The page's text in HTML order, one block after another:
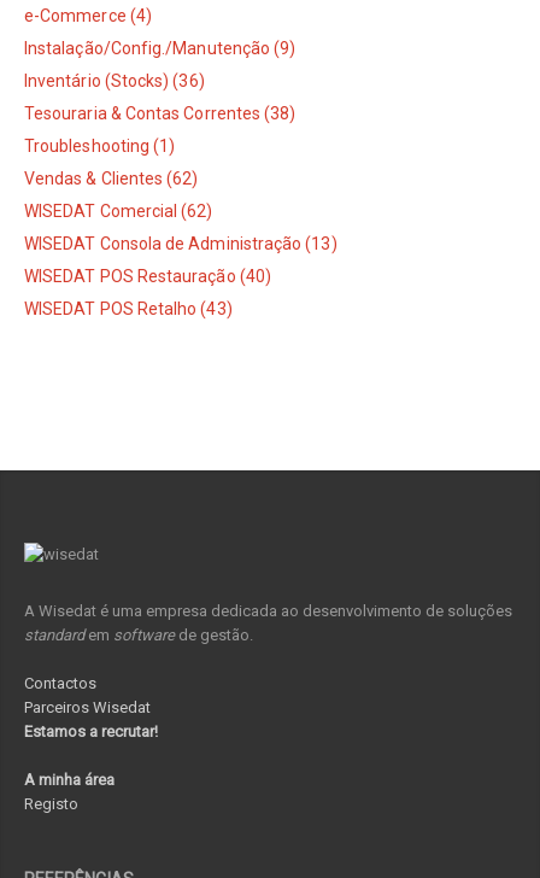
e-Commerce (4)
Instalação/Config./Manutenção (9)
Inventário (Stocks) (36)
Tesouraria & Contas Correntes (38)
Troubleshooting (1)
Vendas & Clientes (62)
WISEDAT Comercial (62)
WISEDAT Consola de Administração (13)
WISEDAT POS Restauração (40)
WISEDAT POS Retalho (43)
A Wisedat é uma empresa dedicada ao desenvolvimento de soluções
standardem softwarede gestão.
Contactos
Parceiros Wisedat
Estamos a recrutar!
A minha área
Registo